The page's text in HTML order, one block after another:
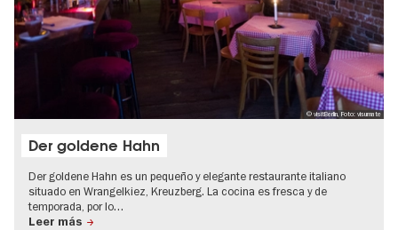
© visitBerlin, Foto: visumate
Der goldene Hahn
Der goldene Hahn es un pequeño y elegante restaurante italiano
situado en Wrangelkiez, Kreuzberg. La cocina es fresca y de
temporada, por lo…
Leer más